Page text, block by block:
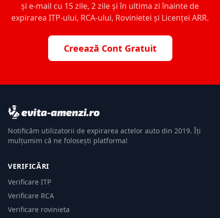
și e-mail cu 15 zile, 2 zile și în ultima zi înainte de
expirarea ITP-ului, RCA-ului, Rovinietei și Licenței ARR.
Creează Cont Gratuit
Notificăm utilizatorii de expirarea actelor auto din 2019. Îți
mulțumim că ne folosești platforma!
VERIFICĂRI
Verificare ITP
Verificare RCA
Verificare rovinieta